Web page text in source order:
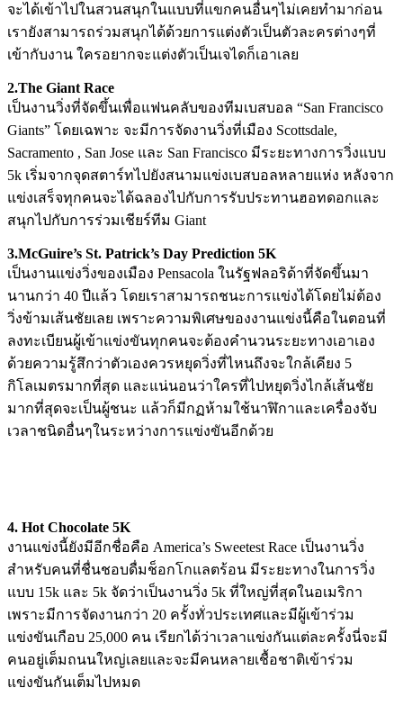
จะได้เข้าไปในสวนสนุกในแบบที่แขกคนอื่นๆไม่เคยทำมาก่อน
เรายังสามารถร่วมสนุกได้ด้วยการแต่งตัวเป็นตัวละครต่างๆที่
เข้ากับงาน ใครอยากจะแต่งตัวเป็นเจไดก็เอาเลย
2.The Giant Race
เป็นงานวิ่งที่จัดขึ้นเพื่อแฟนคลับของทีมเบสบอล “San Francisco
Giants” โดยเฉพาะ จะมีการจัดงานวิ่งที่เมือง Scottsdale,
Sacramento , San Jose และ San Francisco มีระยะทางการวิ่งแบบ
5k เริ่มจากจุดสตาร์ทไปยังสนามแข่งเบสบอลหลายแห่ง หลังจาก
แข่งเสร็จทุกคนจะได้ฉลองไปกับการรับประทานฮอทดอกและ
สนุกไปกับการร่วมเชียร์ทีม Giant
3.McGuire’s St. Patrick’s Day Prediction 5K
เป็นงานแข่งวิ่งของเมือง Pensacola ในรัฐฟลอริด้าที่จัดขึ้นมา
นานกว่า 40 ปีแล้ว โดยเราสามารถชนะการแข่งได้โดยไม่ต้อง
วิ่งข้ามเส้นชัยเลย เพราะความพิเศษของงานแข่งนี้คือในตอนที่
ลงทะเบียนผู้เข้าแข่งขันทุกคนจะต้องคำนวนระยะทางเอาเอง
ด้วยความรู้สึกว่าตัวเองควรหยุดวิ่งที่ไหนถึงจะใกล้เคียง 5
กิโลเมตรมากที่สุด และแน่นอนว่าใครที่ไปหยุดวิ่งไกล้เส้นชัย
มากที่สุดจะเป็นผู้ชนะ แล้วก็มีกฏห้ามใช้นาฬิกาและเครื่องจับ
เวลาชนิดอื่นๆในระหว่างการแข่งขันอีกด้วย
4. Hot Chocolate 5K
งานแข่งนี้ยังมีอีกชื่อคือ America’s Sweetest Race เป็นงานวิ่ง
สำหรับคนที่ชื่นชอบดื่มช็อกโกแลตร้อน มีระยะทางในการวิ่ง
แบบ 15k และ 5k จัดว่าเป็นงานวิ่ง 5k ที่ใหญ่ที่สุดในอเมริกา
เพราะมีการจัดงานกว่า 20 ครั้งทั่วประเทศและมีผู้เข้าร่วม
แข่งขันเกือบ 25,000 คน เรียกได้ว่าเวลาแข่งกันแต่ละครั้งนี่จะมี
คนอยู่เต็มถนนใหญ่เลยและจะมีคนหลายเชื้อชาติเข้าร่วม
แข่งขันกันเต็มไปหมด